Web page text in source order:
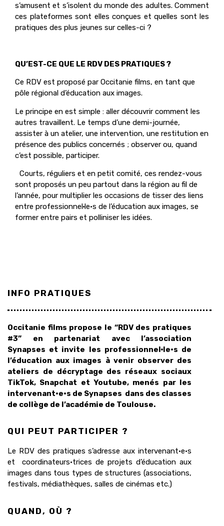
s’amusent et s’isolent du monde des adultes. Comment
ces plateformes sont elles conçues et quelles sont les
pratiques des plus jeunes sur celles-ci ?
QU’EST-CE QUE LE RDV DES PRATIQUES ?
Ce RDV est proposé par Occitanie films, en tant que
pôle régional d’éducation aux images.
Le principe en est simple : aller découvrir comment les
autres travaillent. Le temps d’une demi-journée,
assister à un atelier, une intervention, une restitution en
présence des publics concernés ; observer ou, quand
c’est possible, participer.
Courts, réguliers et en petit comité, ces rendez-vous
sont proposés un peu partout dans la région au fil de
l’année, pour multiplier les occasions de tisser des liens
entre professionnel·le·s de l’éducation aux images, se
former entre pairs et polliniser les idées.
INFO PRATIQUES
Occitanie films propose le “RDV des pratiques
#3” en partenariat avec l’association
Synapses et invite les professionnel·le·s de
l’éducation aux images à venir observer des
ateliers de décryptage des réseaux sociaux
TikTok, Snapchat et Youtube, menés par les
intervenant·e·s de Synapses dans des classes
de collège de l’académie de Toulouse.
QUI PEUT PARTICIPER ?
Le RDV des pratiques s’adresse aux intervenant·e·s
et coordinateurs·trices de projets d’éducation aux
images dans tous types de structures (associations,
festivals, médiathèques, salles de cinémas etc.)
QUAND, OÙ ?